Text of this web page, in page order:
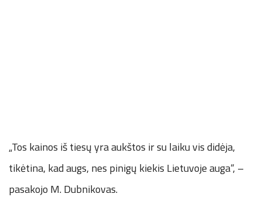
„Tos kainos iš tiesų yra aukštos ir su laiku vis didėja,
tikėtina, kad augs, nes pinigų kiekis Lietuvoje auga“, –
pasakojo M. Dubnikovas.